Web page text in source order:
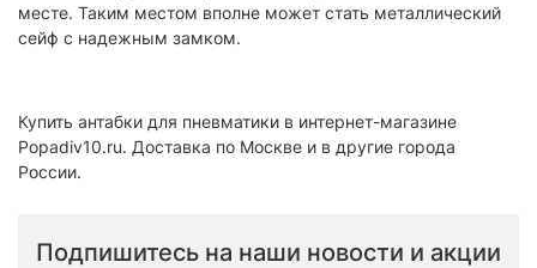
месте. Таким местом вполне может стать металлический
сейф с надежным замком.
Купить антабки для пневматики в интернет-магазине
Popadiv10.ru. Доставка по Москве и в другие города
России.
Подпишитесь на наши новости и акции